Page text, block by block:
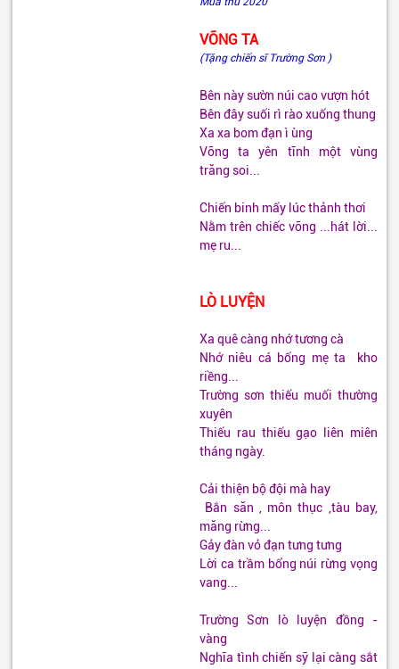
VÕNG TA
(Tặng chiến sĩ Trường Sơn )
Bên này sườn núi cao vượn hót
Bên đây suối rì rào xuống thung
Xa xa bom đạn ì ùng
Võng ta yên tĩnh một vùng
trăng soi...
Chiến binh mấy lúc thảnh thơi
Nằm trên chiếc võng ...hát lời...
mẹ ru...
LÒ LUYỆN
Xa quê càng nhớ tương cà
Nhớ niêu cá bống mẹ ta kho
riềng...
Trường sơn thiếu muối thường
xuyên
Thiếu rau thiếu gạo liên miên
tháng ngày.
Cải thiện bộ đội mà hay
Bắn săn , môn thục ,tàu bay,
măng rừng...
Gảy đàn vỏ đạn tưng tưng
Lời ca trầm bổng núi rừng vọng
vang...
Trường Sơn lò luyện đồng -
vàng
Nghĩa tình chiến sỹ lại càng sắt